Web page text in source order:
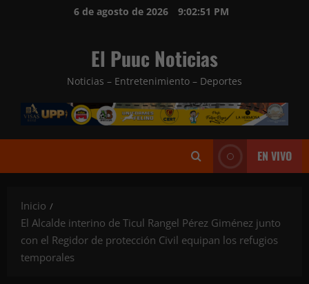
6 de agosto de 2026 9:02:52 PM
El Puuc Noticias
Noticias – Entretenimiento – Deportes
EN VIVO
Inicio
El Alcalde interino de Ticul Rangel Pérez Giménez junto
con el Regidor de protección Civil equipan los refugios
temporales